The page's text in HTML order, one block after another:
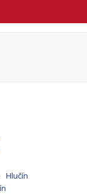
Hlučín